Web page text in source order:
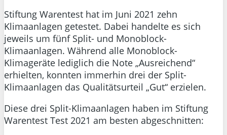
Stiftung Warentest hat im Juni 2021 zehn
Klimaanlagen getestet. Dabei handelte es sich
jeweils um fünf Split- und Monoblock-
Klimaanlagen. Während alle Monoblock-
Klimageräte lediglich die Note „Ausreichend“
erhielten, konnten immerhin drei der Split-
Klimaanlagen das Qualitätsurteil „Gut“ erzielen.
Diese drei Split-Klimaanlagen haben im Stiftung
Warentest Test 2021 am besten abgeschnitten: